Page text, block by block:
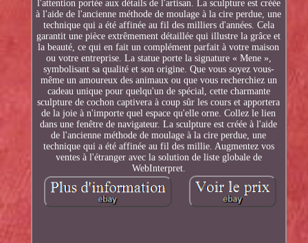
l'attention portée aux détails de l'artisan. La sculpture est créée
à l'aide de l'ancienne méthode de moulage à la cire perdue, une
technique qui a été affinée au fil des milliers d'années. Cela
garantit une pièce extrêmement détaillée qui illustre la grâce et
la beauté, ce qui en fait un complément parfait à votre maison
ou votre entreprise. La statue porte la signature « Mene »,
symbolisant sa qualité et son origine. Que vous soyez vous-
même un amoureux des animaux ou que vous recherchiez un
cadeau unique pour quelqu'un de spécial, cette charmante
sculpture de cochon captivera à coup sûr les cours et apportera
de la joie à n'importe quel espace qu'elle orne. Collez le lien
dans une fenêtre de navigateur. La sculpture est créée à l'aide
de l'ancienne méthode de moulage à la cire perdue, une
technique qui a été affinée au fil des millie. Augmentez vos
ventes à l'étranger avec la solution de liste globale de
WebInterpret.